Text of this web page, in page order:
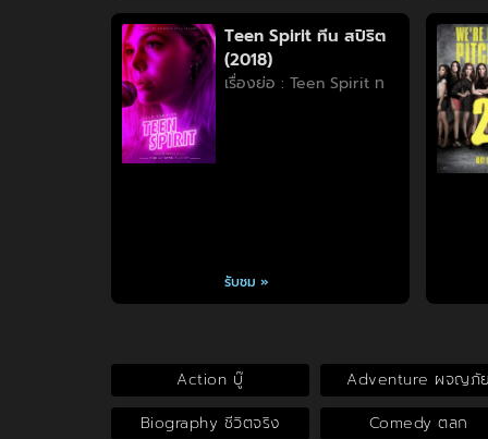
Teen Spirit ทีน สปิริต
(2018)
เรื่องย่อ : Teen Spirit ท
รับชม »
Action บู๊
Adventure ผจญภั
Biography ชีวิตจริง
Comedy ตลก